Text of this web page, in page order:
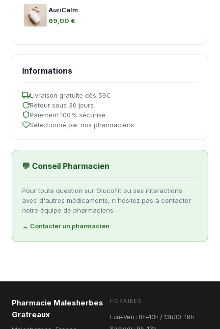
AuriCalm
69,00 €
Informations
Livraison gratuite dès 59€
Retour sous 30 jours
Paiement 100% sécurisé
Sélectionné par nos pharmaciens
💬 Conseil Pharmacien
Pour toute question sur GlucoFit ou ses interactions
avec d'autres médicaments, n'hésitez pas à contacter
notre équipe de pharmaciens.
→ Contacter un pharmacien
Pharmacie Malesherbes
Gratreaux
HORAIRES
Lun–Ven : 8h–13h / 13h30–19h